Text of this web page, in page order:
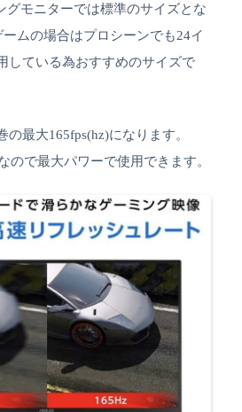
グモニターでは標準のサイズとな
ームの場合はプロシーンでも24イ
している為おすすめのサイズで
の最大165fps(hz)になります。
ので最大パワーで使用できます。